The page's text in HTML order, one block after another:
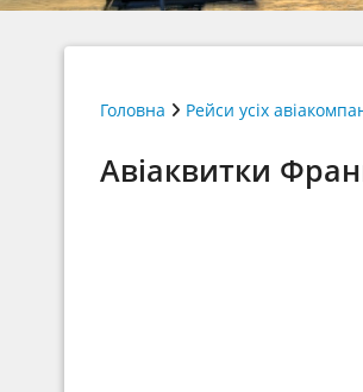
Головна Рейси усіх
Авіаквитки